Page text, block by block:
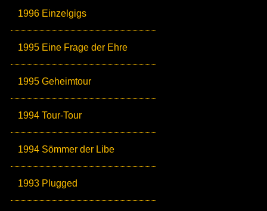
1996 Einzelgigs
1995 Eine Frage der Ehre
1995 Geheimtour
1994 Tour-Tour
1994 Sömmer der Libe
1993 Plugged